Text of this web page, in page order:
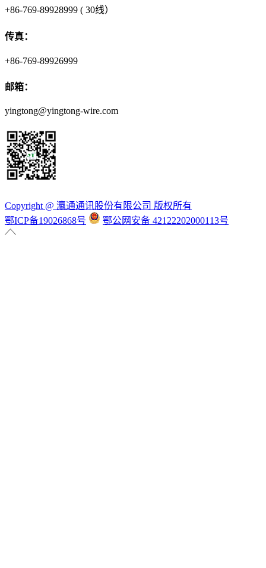
+86-769-89928999 ( 30线）
传真：
+86-769-89926999
邮箱：
yingtong@yingtong-wire.com
Copyright @ 瀛通通讯股份有限公司 版权所有
鄂ICP备19026868号
鄂公网安备 42122202000113号